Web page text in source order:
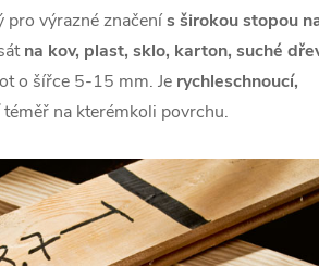
pro výrazné značenís širokou stopou
na kov, plast, sklo, karton, suché
o šířce 5-15 mm. Je rychleschnoucí,
téměř na kterémkoli povrchu.